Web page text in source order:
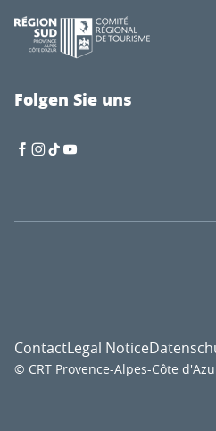
Folgen Sie uns
© CRT Provence-Alpes-Côte
ContactLegal Notice